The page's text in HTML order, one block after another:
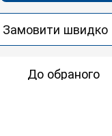
Замовити швидко
До обраного